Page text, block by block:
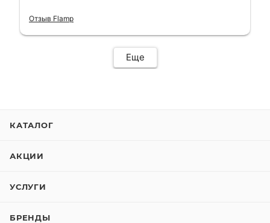
гарантии, поэтому и обратился в этот
Отзыв Flamp
Еще
КАТАЛОГ
АКЦИИ
УСЛУГИ
БРЕНДЫ